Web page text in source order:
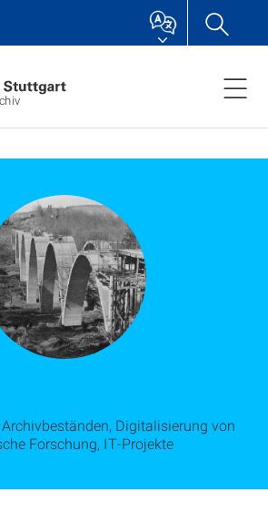
Digitalisierung von
Forschung, IT-Projekte